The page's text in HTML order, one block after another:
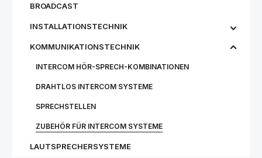
BROADCAST
INSTALLATIONSTECHNIK
KOMMUNIKATIONSTECHNIK
INTERCOM HÖR-SPRECH-KOMBINATIONEN
DRAHTLOS INTERCOM SYSTEME
SPRECHSTELLEN
ZUBEHÖR FÜR INTERCOM SYSTEME
LAUTSPRECHERSYSTEME